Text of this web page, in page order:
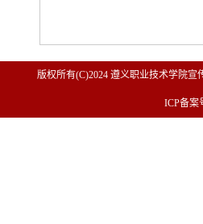
版权所有(C)2024 遵义职业技术学院宣
ICP备案